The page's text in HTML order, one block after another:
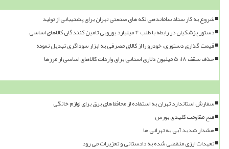
شروع به کار ستاد ساماندهی لکه های صنعتی تهران برای پشتیبانی از تولید
دستور پزشکیان در رابطه با طلب ۴ میلیارد یورویی تامین کنندگان کالاهای اساسی
قیمت گذاری دستوری، خودرو را از کالای مصرفی به ابزار سوداگری تبدیل نموده
حذف سقف ۱۸، ۵ میلیون دلاری استانی برای واردات کالاهای اساسی از مرزها
سفارش استاندارد تهران به استفاده از محافظ های برق برای لوازم خانگی
فتح مقاومت کلیدی بورس
هشدار شدید آبی به تهرانی ها
تعهدات ارزی منقضی شده به دادستانی و تعزیرات می رود